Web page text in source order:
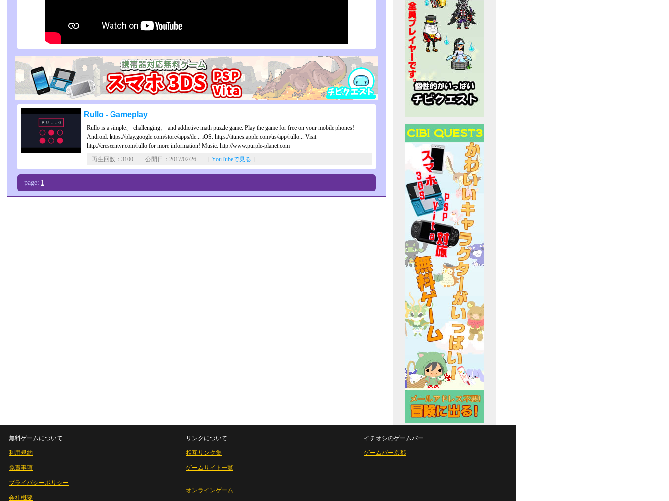
Rullo - Gameplay
Rullo is a simple、 challenging、 and addictive math puzzle game. Play the game for free on your mobile phones!
Android: https://play.google.com/store/apps/de... iOS: https://itunes.apple.com/us/app/rullo... Visit
http://crescentyr.com/rullo for more information! Music: http://www.purple-planet.com
再生回数：3100 公開日：2017/02/26 [ YouTubeで見る ]
page: 1
無料ゲームについて
利用規約
免責事項
プライバシーポリシー
会社概要
リンクについて
相互リンク集
ゲームサイト一覧
オンラインゲーム
イチオシのゲームバー
ゲームバー京都